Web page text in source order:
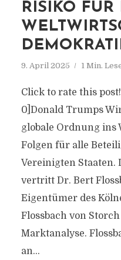
RISIKO FÜR
9. April 2025 1 Min.
Click to rate this
0]Donald Trumps
globale Ordnung ins
Folgen für alle
Vereinigten Staaten.
vertritt Dr. Bert
Eigentümer des
Flossbach von
Marktanalyse.
an...